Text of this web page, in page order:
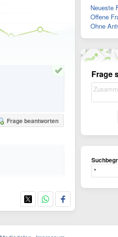
Frage beantworten
Neueste
Offene
Ohne
Frage